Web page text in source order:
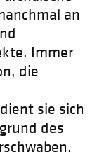
an
Immer
die
sie sich
des